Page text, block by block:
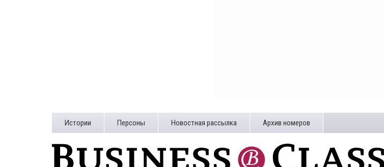
Истории Персоны Новостная рассылка Архив номеров